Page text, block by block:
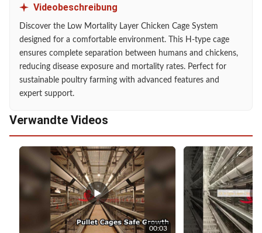
Videobeschreibung
Discover the Low Mortality Layer Chicken Cage System
designed for a comfortable environment. This H-type cage
ensures complete separation between humans and chickens,
reducing disease exposure and mortality rates. Perfect for
sustainable poultry farming with advanced features and
expert support.
Verwandte Videos
00:03